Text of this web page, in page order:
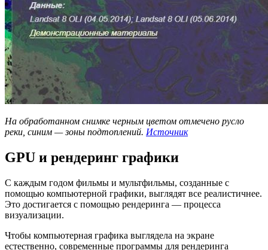
На обработанном снимке черным цветом отмечено русло
реки, синим — зоны подтоплений. Источник
GPU и рендеринг графики
С каждым годом фильмы и мультфильмы, созданные с
помощью компьютерной графики, выглядят все реалистичнее.
Это достигается с помощью рендеринга — процесса
визуализации.
Чтобы компьютерная графика выглядела на экране
естественно, современные программы для рендеринга